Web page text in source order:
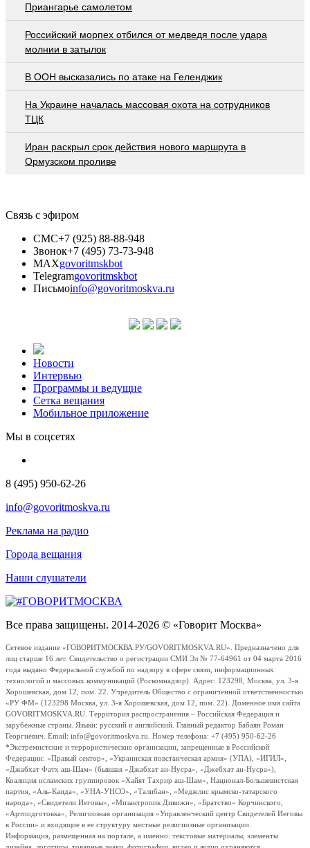
Приангарье самолетом
Российский морпех отбился от медведя после удара
молнии в затылок
В ООН высказались по атаке на Геленджик
На Украине началась массовая охота на сотрудников
ТЦК
Иран раскрыл срок действия нового маршрута в
Ормузском проливе
Связь с эфиром
СМС+7 (925) 88-88-948
Звонок+7 (495) 73-73-948
MAXgovoritmskbot
Telegramgovoritmskbot
Письмоinfo@govoritmoskva.ru
Новости
Интервью
Программы и ведущие
Сетка вещания
Мобильное приложение
Мы в соцсетях
8 (495) 950-62-26
info@govoritmoskva.ru
Реклама на радио
Города вещания
Наши слушатели
Все права защищены. 2014-2026 © «Говорит Москва»
Сетевое издание «ГОВОРИТМОСКВА.РУ/GOVORITMOSKVA.RU». Предназначено для
лиц старше 16 лет. Свидетельство о регистрации СМИ Эл № 77-64961 от 04 марта 2016
года выдано Федеральной службой по надзору в сфере связи, информационных
технологий и массовых коммуникаций (Роскомнадзор). Адрес: 123298, Москва, ул. 3-я
Хорошевская, дом 12, пом. 22. Учредитель Общество с ограниченной ответственностью
«РУ ФМ» (123298 Москва, ул. 3-я Хорошевская, дом 12, пом. 22). Доменное имя сайта
GOVORITMOSKVA.RU. Территория распространения – Российская Федерация и
зарубежные страны. Языки: русский и английский. Главный редактор Бабаян Роман
Георгиевич. Email: info@govoritmoskva.ru. Номер телефона: +7 (495) 950-62-26
*Экстремистские и террористические организации, запрещенные в Российской
Федерации: «Правый сектор», «Украинская повстанческая армия» (УПА), «ИГИЛ»,
«Джабхат Фатх аш-Шам» (бывшая «Джабхат ан-Нусра», «Джебхат ан-Нусра»),
Коалиция исламских группировок «Хайят Тахрир аш-Шам», Национал-Большевистская
партия, «Аль-Каида», «УНА-УНСО», «Талибан», «Меджлис крымско-татарского
народа», «Свидетели Иеговы», «Мизантропик Дивижн», «Братство» Корчинского,
«Артподготовка», Религиозная организация «Управленческий центр Свидетелей Иеговы
в России» и входящие в ее структуру местные религиозные организации.
Информация, размещенная на портале, а именно: текстовые материалы, элементы